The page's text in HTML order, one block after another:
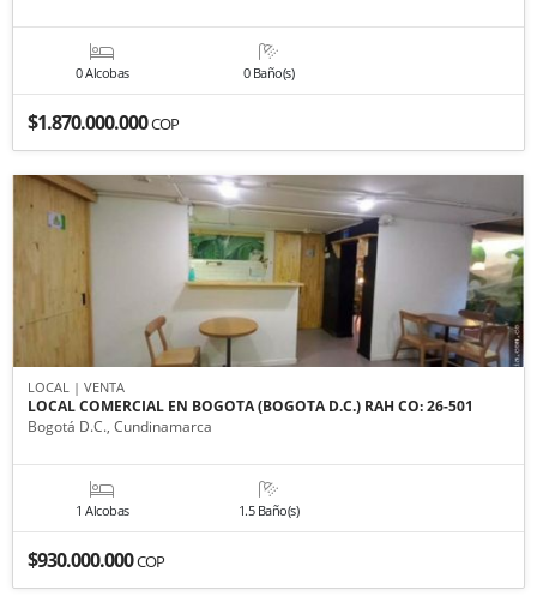
0 Alcobas 0 Baño(s)
$1.870.000.000COP
LOCAL | VENTA
LOCAL COMERCIAL EN BOGOTA (BOGOTA D.C.) RAH CO: 26-501
Bogotá D.C., Cundinamarca
1 Alcobas 1.5 Baño(s)
$930.000.000COP